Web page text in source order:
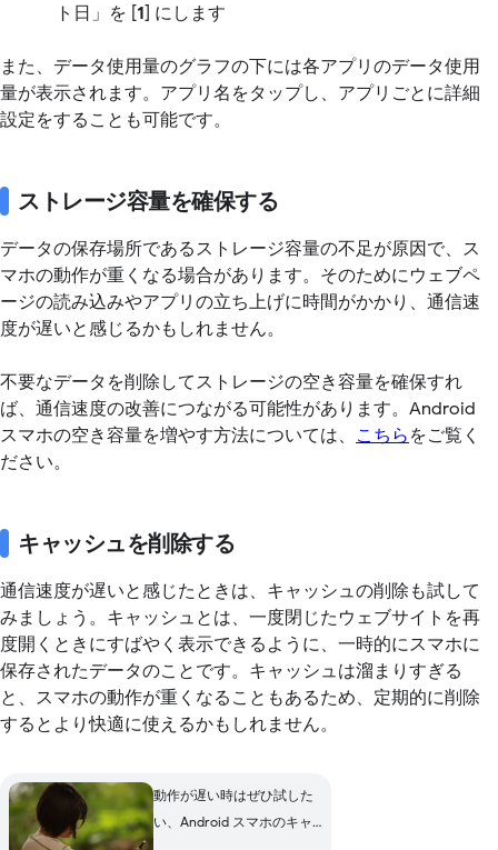
ト日」を [1] にします
また、データ使用量のグラフの下には各アプリのデータ使用
量が表示されます。アプリ名をタップし、アプリごとに詳細
設定をすることも可能です。
ストレージ容量を確保する
データの保存場所であるストレージ容量の不足が原因で、ス
マホの動作が重くなる場合があります。そのためにウェブペ
ージの読み込みやアプリの立ち上げに時間がかかり、通信速
度が遅いと感じるかもしれません。
不要なデータを削除してストレージの空き容量を確保すれ
ば、通信速度の改善につながる可能性があります。Android
スマホの空き容量を増やす方法については、 こちら をご覧く
ださい。
キャッシュを削除する
通信速度が遅いと感じたときは、キャッシュの削除も試して
みましょう。キャッシュとは、一度閉じたウェブサイトを再
度開くときにすばやく表示できるように、一時的にスマホに
保存されたデータのことです。キャッシュは溜まりすぎる
と、スマホの動作が重くなることもあるため、定期的に削除
するとより快適に使えるかもしれません。
動作が遅い時はぜひ試した
い、Android スマホのキャ